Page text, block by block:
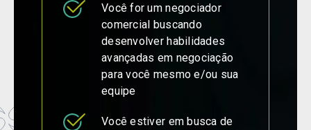
Você for um negociador
comercial buscando
desenvolver habilidades
avançadas em negociação
para você mesmo e/ou sua
equipe
Você estiver em busca de